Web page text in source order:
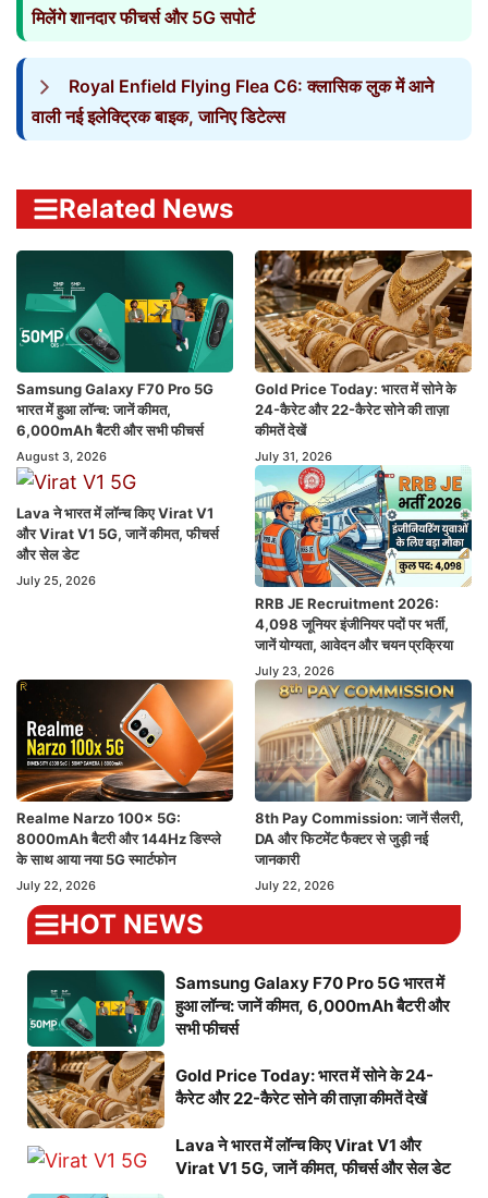
मिलेंगे शानदार फीचर्स और 5G सपोर्ट
Royal Enfield Flying Flea C6: क्लासिक लुक में आने
वाली नई इलेक्ट्रिक बाइक, जानिए डिटेल्स
Related News
Samsung Galaxy F70 Pro 5G
भारत में हुआ लॉन्च: जानें कीमत,
6,000mAh बैटरी और सभी फीचर्स
August 3, 2026
Gold Price Today: भारत में सोने के
24-कैरेट और 22-कैरेट सोने की ताज़ा
कीमतें देखें
July 31, 2026
Lava ने भारत में लॉन्च किए Virat V1
और Virat V1 5G, जानें कीमत, फीचर्स
और सेल डेट
July 25, 2026
RRB JE Recruitment 2026:
4,098 जूनियर इंजीनियर पदों पर भर्ती,
जानें योग्यता, आवेदन और चयन प्रक्रिया
July 23, 2026
Realme Narzo 100x 5G:
8000mAh बैटरी और 144Hz डिस्प्ले
के साथ आया नया 5G स्मार्टफोन
July 22, 2026
8th Pay Commission: जानें सैलरी,
DA और फिटमेंट फैक्टर से जुड़ी नई
जानकारी
July 22, 2026
HOT NEWS
Samsung Galaxy F70 Pro 5G भारत में
हुआ लॉन्च: जानें कीमत, 6,000mAh बैटरी और
सभी फीचर्स
Gold Price Today: भारत में सोने के 24-
कैरेट और 22-कैरेट सोने की ताज़ा कीमतें देखें
Lava ने भारत में लॉन्च किए Virat V1 और
Virat V1 5G, जानें कीमत, फीचर्स और सेल डेट